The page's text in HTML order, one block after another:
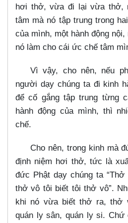
hơi thở, vừa đi lại vừa thở,
tâm mà nó tập trung trong
của mình, một hành động nội,
nó làm cho cái ức chế tâm
Vì vậy, cho nên, nếu
người dạy chúng ta đi kinh
để cố gắng tập trung từng
hành động của mình, thì
chế.
Cho nên, trong kinh mà
định niệm hơi thở, tức là
đức Phật dạy chúng ta
thở vô tôi biết tôi thở vô”.
khi nó vừa biết thở ra, thở
quán ly sân, quán ly si. Chứ